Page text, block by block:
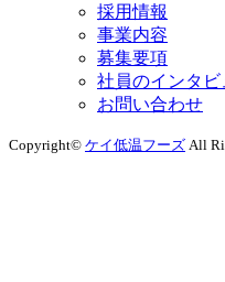
採用情報
事業内容
募集要項
社員のインタビ
お問い合わせ
Copyright© ケイ低温フーズ All